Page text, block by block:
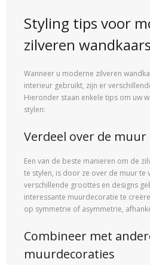
Styling tips voor
zilveren
Wanneer u moderne zilveren
interieur gebruikt, zijn er
Hieronder staan enkele tips om uw
stylen:
Verdeel over de muur
Een van de beste manieren om de
te stylen, is door ze over de muur te
verschillende groottes en designs
interessante muurdecoratie te
op symmetrie of asymmetrie,
Combineer met
muurdecoraties